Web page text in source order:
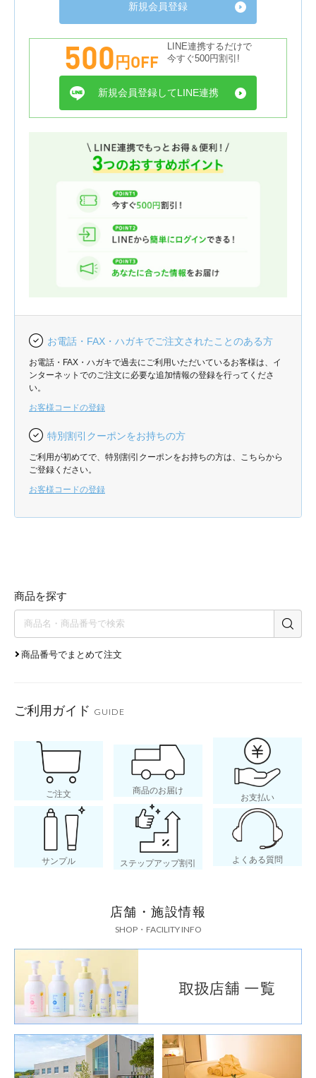
新規会員登録
500円OFF
LINE連携するだけで
今すぐ500円割引!
新規会員登録してLINE連携
お電話・FAX・ハガキでご注文されたことのある方
お電話・FAX・ハガキで過去にご利用いただいているお客様は、イ
ンターネットでのご注文に必要な追加情報の登録を行ってくださ
い。
お客様コードの登録
特別割引クーポンをお持ちの方
ご利用が初めてで、特別割引クーポンをお持ちの方は、こちらから
ご登録ください。
お客様コードの登録
商品を探す
商品番号でまとめて注文
ご利用ガイド GUIDE
ご注文 商品のお届け
お支払い
サンプル ステップアップ割引 よくある質問
店舗・施設情報
SHOP・FACILITY INFO